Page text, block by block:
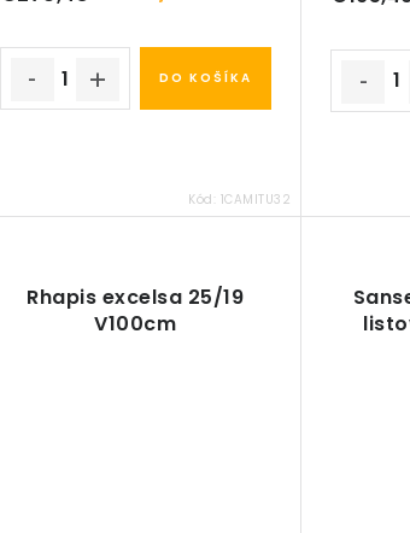
DO KOŠÍKA
Kód: 1CAMITU32
Rhapis excelsa 25/19
V100cm